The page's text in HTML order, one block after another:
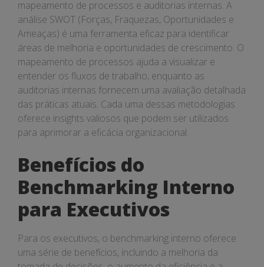
mapeamento de processos e auditorias internas. A
análise SWOT (Forças, Fraquezas, Oportunidades e
Ameaças) é uma ferramenta eficaz para identificar
áreas de melhoria e oportunidades de crescimento. O
mapeamento de processos ajuda a visualizar e
entender os fluxos de trabalho, enquanto as
auditorias internas fornecem uma avaliação detalhada
das práticas atuais. Cada uma dessas metodologias
oferece insights valiosos que podem ser utilizados
para aprimorar a eficácia organizacional.
Benefícios do
Benchmarking Interno
para Executivos
Para os executivos, o benchmarking interno oferece
uma série de benefícios, incluindo a melhoria da